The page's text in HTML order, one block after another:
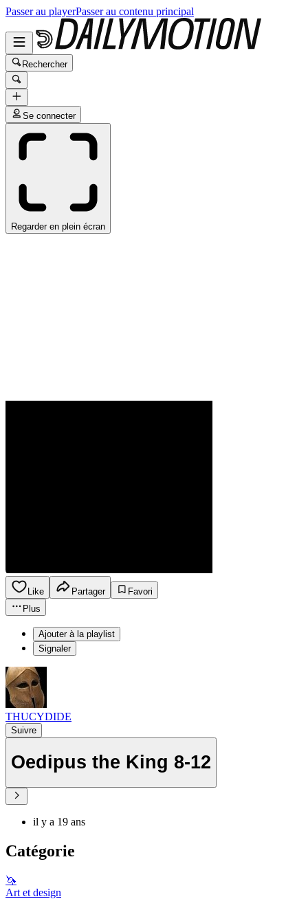
Passer au playerPasser au contenu principal
Rechercher
Se connecter
Regarder en plein écran
Like Partager
Favori
Plus
Ajouter à la playlist
Signaler
THUCYDIDE
Suivre
Oedipus the King 8-12
il y a 19 ans
Catégorie
🦄
Art et design